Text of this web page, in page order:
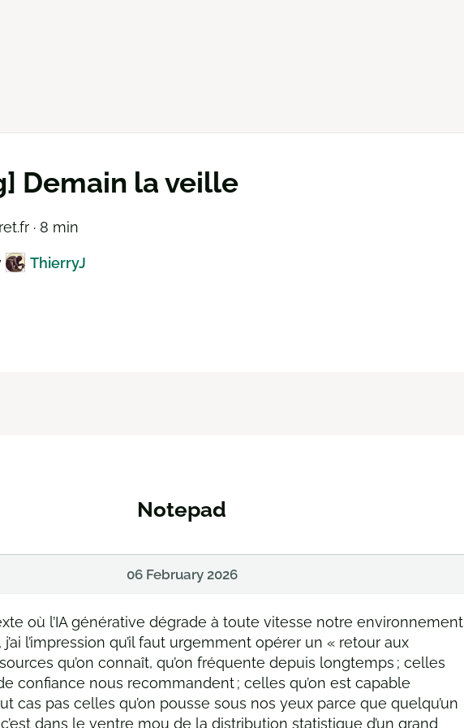
Demain la veille
· 8 min
ThierryJ
Notepad
06 February 2026
où l’IA générative dégrade à toute vitesse notre environnement
l’impression qu’il faut urgemment opérer un « retour aux
qu’on connaît, qu’on fréquente depuis longtemps ; celles
confiance nous recommandent ; celles qu’on est capable
cas pas celles qu’on pousse sous nos yeux parce que quelqu’un
dans le ventre mou de la distribution statistique d’un grand